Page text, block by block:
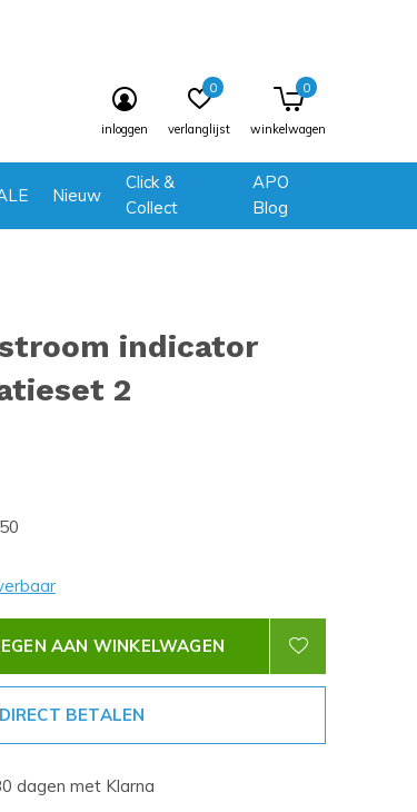
Nieuw
Click &
Collect
APO
Blog
inloggen verlanglijst
0
winkelwagen
0
indicator
2
AAN WINKELWAGEN
DIRECT BETALEN
dagen met Klarna